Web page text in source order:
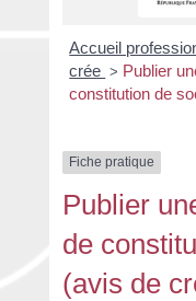
Accueil
crée > Publier
constitution de
Fiche pratique
Publier
de
(avis de